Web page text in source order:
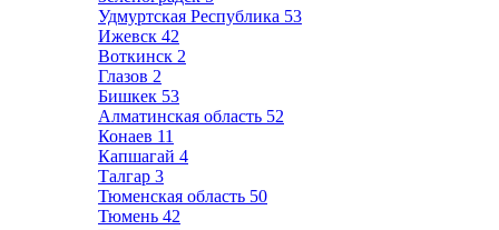
Удмуртская Республика 53
Ижевск 42
Воткинск 2
Глазов 2
Бишкек 53
Алматинская область 52
Конаев 11
Капшагай 4
Талгар 3
Тюменская область 50
Тюмень 42